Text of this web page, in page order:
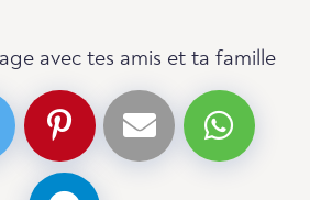
avec tes amis et ta famille